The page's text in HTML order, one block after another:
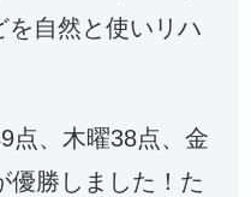
を自然と使いリハ
点、木曜38点、金
優勝しました！た